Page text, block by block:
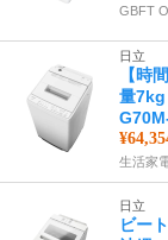
GBFT
日立
【時
量7kg
生活家
日立
ビー